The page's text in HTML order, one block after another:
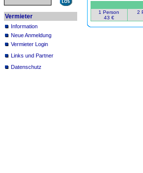
Vermieter
Information
Neue Anmeldung
Vermieter Login
Links und Partner
Datenschutz
1 Person
43 €
2